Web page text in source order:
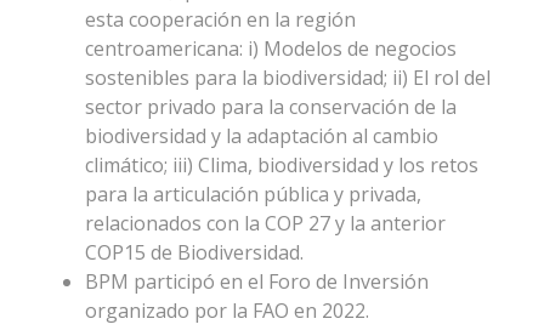
esta cooperación en la región
centroamericana: i) Modelos de negocios
sostenibles para la biodiversidad; ii) El rol del
sector privado para la conservación de la
biodiversidad y la adaptación al cambio
climático; iii) Clima, biodiversidad y los retos
para la articulación pública y privada,
relacionados con la COP 27 y la anterior
COP15 de Biodiversidad.
BPM participó en el Foro de Inversión
organizado por la FAO en 2022.